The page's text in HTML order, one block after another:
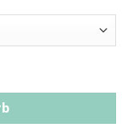
Menge